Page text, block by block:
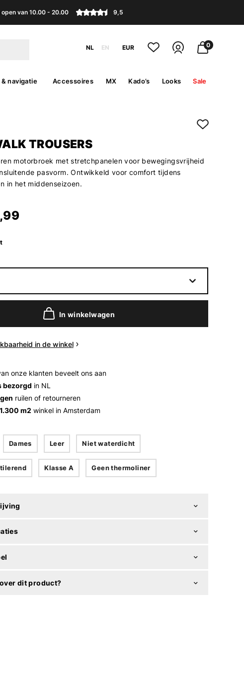
van 10.00 - 20.00 9,5
NL EN EUR 0
navigatie Accessoires MX Kado’s Looks Sale
TROUSERS
motorbroek met stretchpanelen voor bewegingsvrijheid
pasvorm. Ontwikkeld voor comfort tijdens
in het middenseizoen.
In winkelwagen
in de winkel
onze klanten beveelt ons aan
bezorgd in NL
ruilen of retourneren
m2 winkel in Amsterdam
Dames Leer Niet waterdicht
Klasse A Geen thermoliner
dit product?